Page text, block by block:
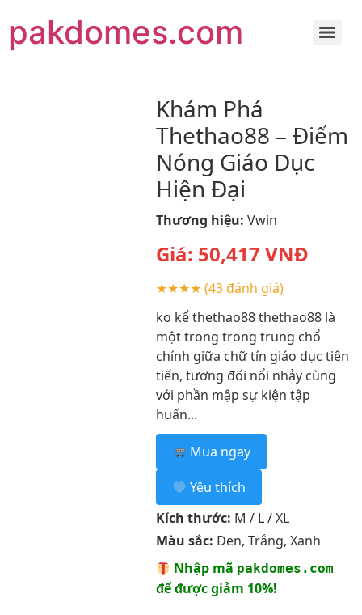
pakdomes.com
Khám Phá
Thethao88 – Điểm
Nóng Giáo Dục
Hiện Đại
Thương hiệu: Vwin
Giá: 50,417 VNĐ
★★★★ (43 đánh giá)
ko kể thethao88 thethao88 là
một trong trong trung chổ
chính giữa chữ tín giáo dục tiên
tiến, tương đối nổi nhảy cùng
với phần mập sự kiện tập
huấn...
Mua ngay
Yêu thích
Kích thước: M / L / XL
Màu sắc: Đen, Trắng, Xanh
Nhập mã pakdomes.com
để được giảm 10%!